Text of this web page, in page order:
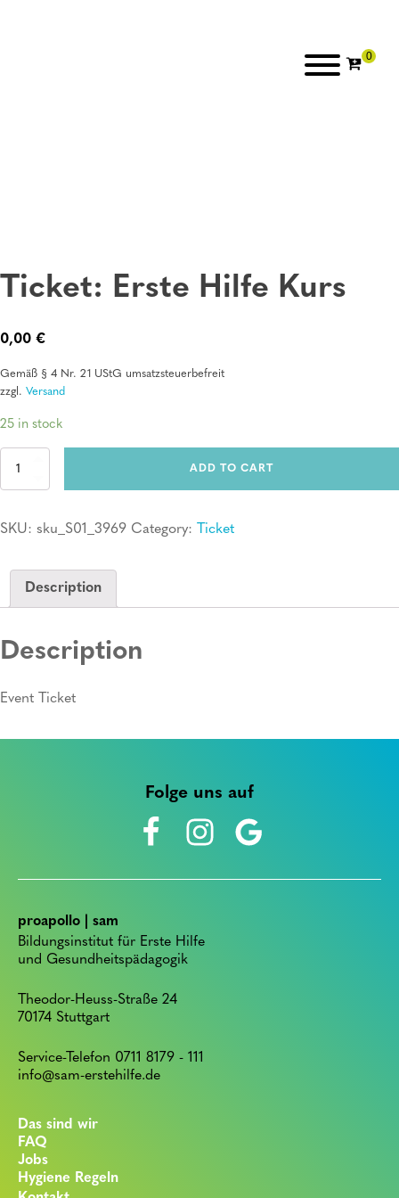
Ticket: Erste Hilfe Kurs
0,00 €
Gemäß § 4 Nr. 21 UStG umsatzsteuerbefreit
zzgl. Versand
25 in stock
Ticket:
quantity
ADD TO CART
SKU: sku_S01_3969 Category: Ticket
Description
Description
Event Ticket
Folge uns auf
proapollo | sam
Bildungsinstitut für Erste Hilfe
und Gesundheitspädagogik
Theodor-Heuss-Straße 24
70174 Stuttgart
Service-Telefon 0711 8179 - 111
info@sam-erstehilfe.de
Das sind wir
FAQ
Jobs
Hygiene Regeln